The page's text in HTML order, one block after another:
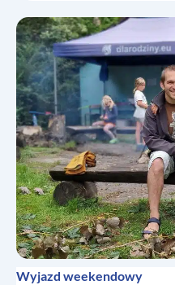
Wyjazd weekendowy